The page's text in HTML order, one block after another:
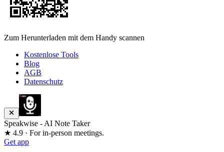
Zum Herunterladen mit dem Handy scannen
Kostenlose Tools
Blog
AGB
Datenschutz
Speakwise - AI Note Taker
★ 4.9 · For in-person meetings.
Get app